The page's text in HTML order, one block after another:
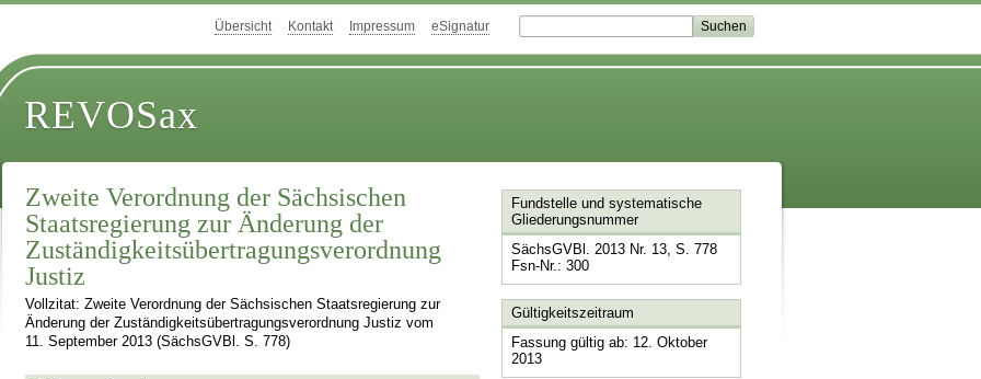
Übersicht Kontakt Impressum eSignatur
REVOSax
Zweite Verordnung der Sächsischen
Staatsregierung zur Änderung der
Zuständigkeitsübertragungsverordnung
Justiz
Vollzitat: Zweite Verordnung der Sächsischen Staatsregierung zur
Änderung der Zuständigkeitsübertragungsverordnung Justiz vom
11. September 2013 (SächsGVBl. S. 778)
Fundstelle und systematische
Gliederungsnummer
SächsGVBl. 2013 Nr. 13, S. 778
Fsn-Nr.: 300
Gültigkeitszeitraum
Fassung gültig ab: 12. Oktober
2013